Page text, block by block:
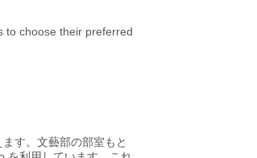
to choose their preferred
す。文藝部の部室もと